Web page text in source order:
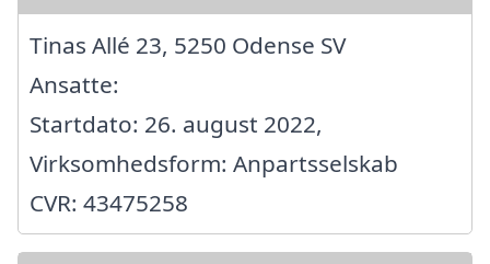
Tinas Allé 23, 5250 Odense SV
Ansatte:
Startdato: 26. august 2022,
Virksomhedsform: Anpartsselskab
CVR: 43475258